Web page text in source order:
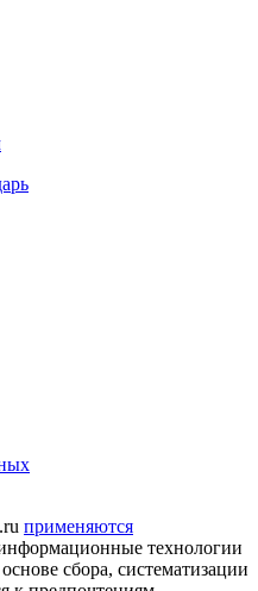
применяются
технологии
сбора, систематизации